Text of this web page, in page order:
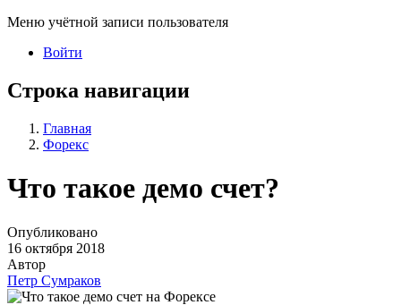
Меню учётной записи пользователя
Войти
Строка навигации
Главная
Форекс
Что такое демо счет?
Опубликовано
16 октября 2018
Автор
Петр Сумраков